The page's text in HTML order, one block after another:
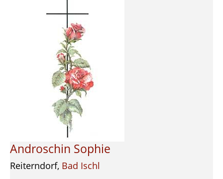
Androschin Sophie
Reiterndorf, Bad Ischl